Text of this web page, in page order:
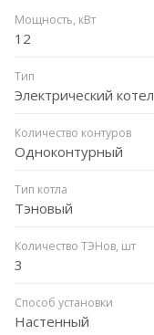
Мощность, кВт
12
Тип
Электрический котел
Количество контуров
Одноконтурный
Тип котла
Тэновый
Количество ТЭНов, шт
3
Способ установки
Настенный